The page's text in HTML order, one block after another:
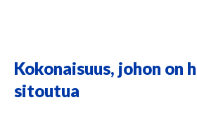
Kokonaisuus, johon on
sitoutua